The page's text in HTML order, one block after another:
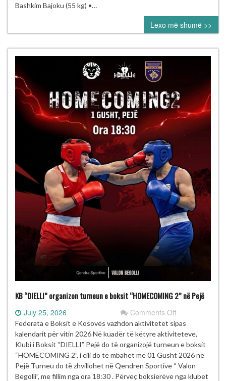
Sarajevë
Bashkim Bajoku (55 kg) •…
Lexo më shumë >>
KB “DIELLI” organizon turneun e boksit “HOMECOMING 2” në Pejë
July 25, 2026 Comments Offon
KB
“DIELLI”
organizon
turneun
e
boksit
Federata e Boksit e Kosovës vazhdon aktivitetet sipas
kalendarit për vitin 2026 Në kuadër të këtyre aktiviteteve,
Klubi i Boksit “DIELLI” Pejë do të organizojë turneun e boksit
“HOMECOMING 2”, i cili do të mbahet më 01 Gusht 2026 në
Pejë Turneu do të zhvillohet në Qendren Sportive “ Valon
Begolli”, me fillim nga ora 18:30 . Përveç boksierëve nga klubet